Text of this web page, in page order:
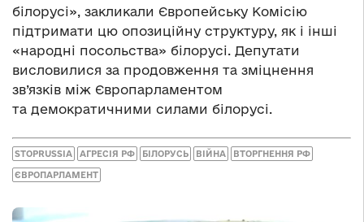
білорусі», закликали Європейську Комісію
підтримати цю опозиційну структуру, як і інші
«народні посольства» білорусі. Депутати
висловилися за продовження та зміцнення
зв’язків між Європарламентом
та демократичними силами білорусі.
STOPRUSSIA АГРЕСІЯ РФ БІЛОРУСЬ ВІЙНА ВТОРГНЕННЯ РФ
ЄВРОПАРЛАМЕНТ